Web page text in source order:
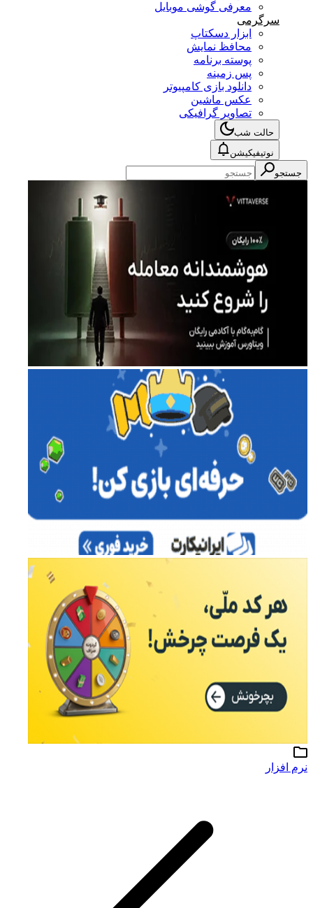
معرفی گوشی موبایل
سرگرمی
ابزار دسکتاپ
محافظ نمایش
پوسته برنامه
پس زمینه
دانلود بازی کامپیوتر
عکس ماشین
تصاویر گرافیکی
حالت شب
نوتیفیکیشن
جستجو
افزار